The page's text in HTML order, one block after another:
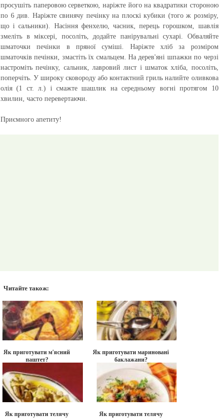
просушіть паперовою серветкою, наріжте його на квадратики стороною
по 6 див. Наріжте свинячу печінку на плоскі кубики (того ж розміру,
що і сальники). Насіння фенхелю, часник, перець горошком, шавлія
змеліть в міксері, посоліть, додайте панірувальні сухарі. Обваляйте
шматочки печінки в пряної суміші. Наріжте хліб за розміром
шматочків печінки, змастіть їх смальцем. На дерев'яні шпажки по черзі
настроміть печінку, сальник, лавровий лист і шматок хліба, посоліть,
поперчіть. У широку сковороду або контактний гриль налийте оливкова
олія (1 ст. л.) і смажте шашлик на середньому вогні протягом 10
хвилин, часто перевертаючи.
Приємного апетиту!
Читайте також:
Як приготувати м'ясний
паштет?
Як приготувати мариновані
баклажани?
Як приготувати телячу
Як приготувати телячу